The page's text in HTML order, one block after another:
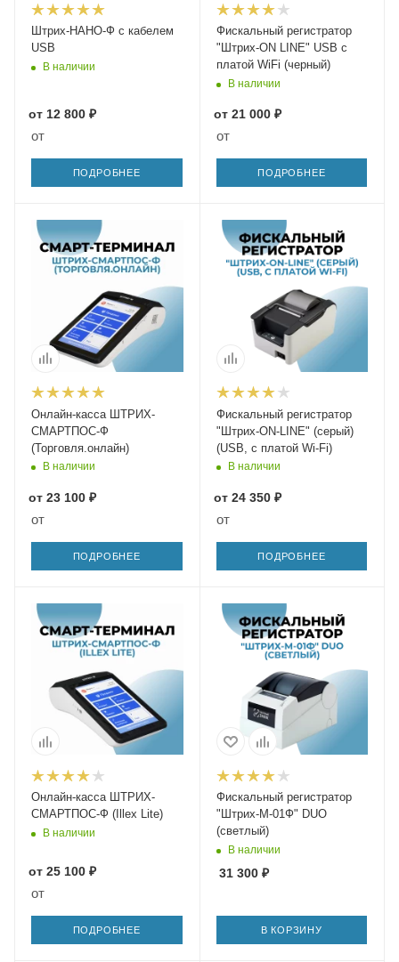
Штрих-НАНО-Ф с кабелем
USB
В наличии
от 12 800 ₽
от
ПОДРОБНЕЕ
Фискальный регистратор
"Штрих-ON LINE" USB с
платой WiFi (черный)
В наличии
от 21 000 ₽
от
ПОДРОБНЕЕ
Онлайн-касса ШТРИХ-
СМАРТПОС-Ф
(Торговля.онлайн)
В наличии
от 23 100 ₽
от
ПОДРОБНЕЕ
Фискальный регистратор
"Штрих-ON-LINE" (серый)
(USB, с платой Wi-Fi)
В наличии
от 24 350 ₽
от
ПОДРОБНЕЕ
Онлайн-касса ШТРИХ-
СМАРТПОС-Ф (Illex Lite)
В наличии
от 25 100 ₽
от
ПОДРОБНЕЕ
Фискальный регистратор
"Штрих-М-01Ф" DUO
(светлый)
В наличии
31 300₽
В КОРЗИНУ